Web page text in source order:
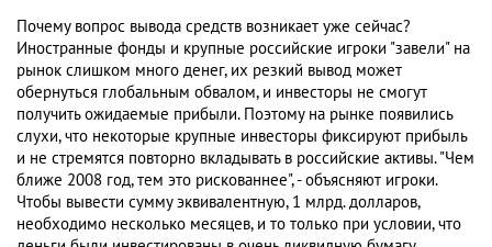
Почему вопрос вывода средств возникает уже сейчас?
Иностранные фонды и крупные российские игроки "завели" на
рынок слишком много денег, их резкий вывод может
обернуться глобальным обвалом, и инвесторы не смогут
получить ожидаемые прибыли. Поэтому на рынке появились
слухи, что некоторые крупные инвесторы фиксируют прибыль
и не стремятся повторно вкладывать в российские активы. "Чем
ближе 2008 год, тем это рискованнее", - объясняют игроки.
Чтобы вывести сумму эквивалентную, 1 млрд. долларов,
необходимо несколько месяцев, и то только при условии, что